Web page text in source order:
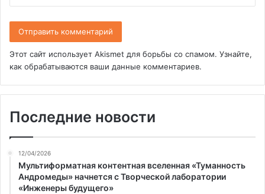
Этот сайт использует Akismet для борьбы со спамом. Узнайте,
как обрабатываются ваши данные комментариев.
Последние новости
12/04/2026
Мультиформатная контентная вселенная «Туманность
Андромеды» начнется с Творческой лаборатории
«Инженеры будущего»